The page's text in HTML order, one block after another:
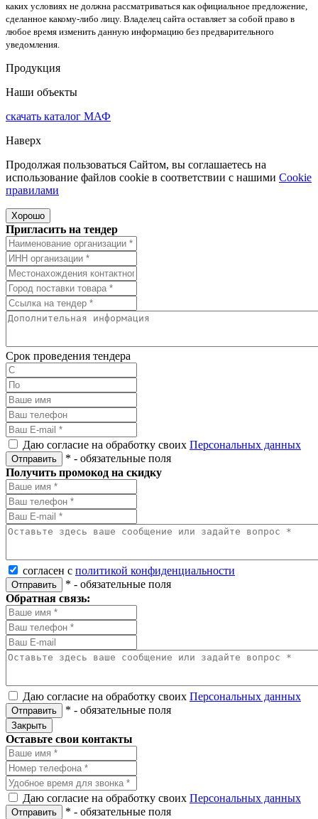
каких условиях не должна рассматриваться как официальное предложение,
сделанное какому-либо лицу. Владелец сайта оставляет за собой право в
любое время изменить данную информацию без предварительного
уведомления.
Продукция
Наши объекты
скачать каталог МАФ
Наверх
Продолжая пользоваться Сайтом, вы соглашаетесь на
использование файлов cookie в соответствии с нашими Cookiе
правилами
Хорошо
Пригласить на тендер
Срок проведения тендера
Даю согласие на обработку своих Персональных данных
Отправить * - обязательные поля
Получить промокод на скидку
согласен с политикой конфиденциальности
Отправить * - обязательные поля
Обратная связь:
Даю согласие на обработку своих Персональных данных
Отправить * - обязательные поля
Закрыть
Оставьте свои контакты
Даю согласие на обработку своих Персональных данных
Отправить * - обязательные поля